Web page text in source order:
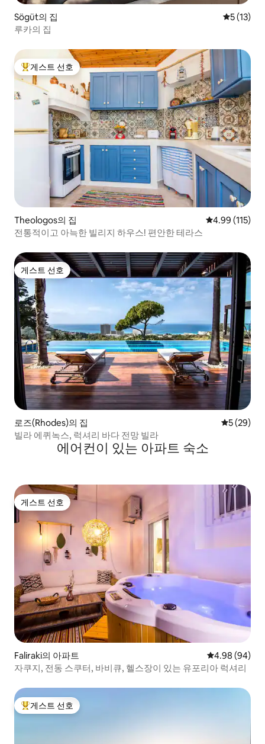
Sögüt의 집 평점 5점
5 (13)
루카의 집
상위 게스트 선호
게스트 선호
Theologos의 집 평점 4.99점(5
4.99 (115)
전통적이고 아늑한 빌리지 하우스! 편안한 테라스
게스트 선호
게스트 선호
로즈(Rhodes)의 집 평점 5점(5
5 (29)
빌라 에퀴녹스, 럭셔리 바다 전망 빌라
에어컨이 있는 아파트 숙소
게스트 선호
게스트 선호
Faliraki의 아파트 평점 4.98점(5
4.98 (94)
자쿠지, 전동 스쿠터, 바비큐, 헬스장이 있는 유포리아 럭셔리
상위 게스트 선호
게스트 선호